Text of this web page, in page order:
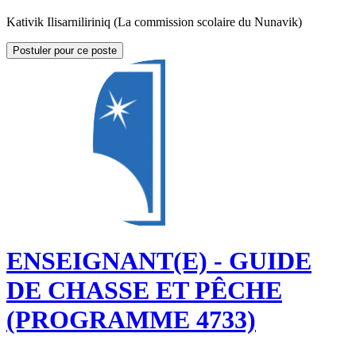
Kativik Ilisarniliriniq (La commission scolaire du Nunavik)
Postuler pour ce poste
ENSEIGNANT(E) - GUIDE
DE CHASSE ET PÊCHE
(PROGRAMME 4733)